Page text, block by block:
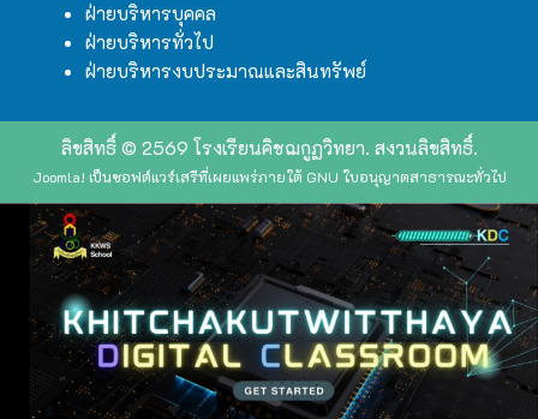
ฝ่ายบริหารบุคคล
ฝ่ายบริหารทั่วไป
ฝ่ายบริหารงบประมาณและสินทรัพย์
ลิขสิทธิ์ © 2569 โรงเรียนคิชฌกูฏวิทยา. สงวนลิขสิทธิ์.
Joomla! เป็นซอฟต์แวร์เสรีที่เผยแพร่ภายใต้ GNU ใบอนุญาตสาธารณะทั่วไป